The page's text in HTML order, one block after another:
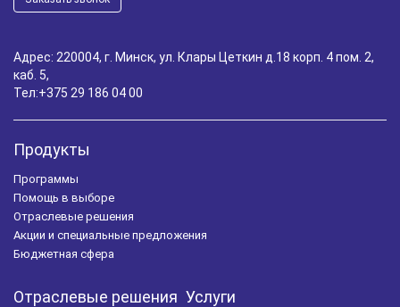
Управление задолженностью
Управление складом
Маркировка лекарственных препаратов
Расчет зарплаты
Инвентаризация
1C:Комплексная автоматизация
Адрес: 220004, г. Минск, ул. Клары Цеткин д.18 корп. 4 пом. 2,
каб. 5,
Тел:+375 29 186 04 00
Продукты
Программы
Помощь в выборе
Отраслевые решения
Акции и специальные предложения
Бюджетная сфера
Отраслевые решения Услуги